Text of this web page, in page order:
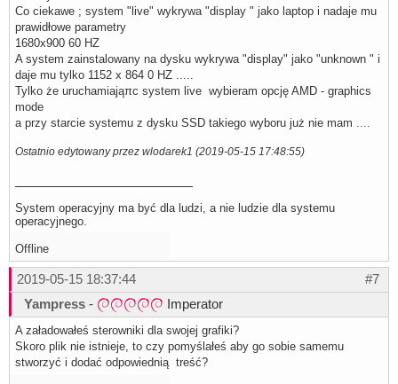
Co ciekawe ; system "live" wykrywa "display " jako laptop i nadaje mu
prawidłowe parametry
1680x900 60 HZ
A system zainstalowany na dysku wykrywa "display" jako "unknown " i
daje mu tylko 1152 x 864 0 HZ .....
Tylko że uruchamiająπc system live wybieram opcję AMD - graphics
mode
a przy starcie systemu z dysku SSD takiego wyboru już nie mam ....
Ostatnio edytowany przez wlodarek1 (2019-05-15 17:48:55)
System operacyjny ma być dla ludzi, a nie ludzie dla systemu
operacyjnego.
Offline
#7
2019-05-15 18:37:44
Yampress - Imperator
A załadowałeś sterowniki dla swojej grafiki?
Skoro plik nie istnieje, to czy pomyślałeś aby go sobie samemu
stworzyć i dodać odpowiednią treść?